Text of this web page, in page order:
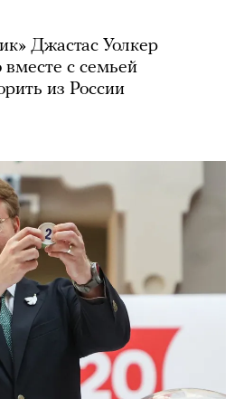
Джастас Уолкер
вместе с семьей
из России